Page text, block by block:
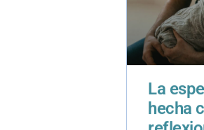
La
hecha
de mi